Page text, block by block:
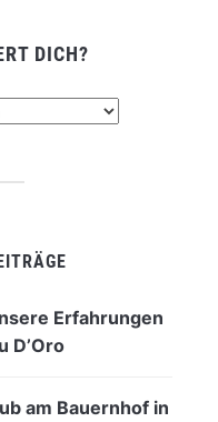
DICH?
Erfahrungen
D’Oro
am Bauernhof in